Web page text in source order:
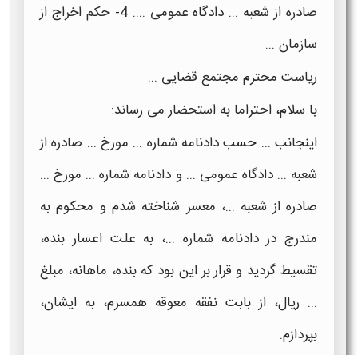
صادره از شعبه ... دادگاه عمومی .... 4- حکم اخراج از
سازمان ...
ریاست محترم مجتمع قضایی ...
با سلام، احتراما به استحضار می رساند:
اینجانب ... حسب دادنامه شماره ... مورخ ... صادره از
شعبه ... دادگاه عمومی ... و دادنامه شماره ... مورخ ...
صادره از شعبه ...، معسر شناخته شدم و محکوم به
مندرج در دادنامه شماره ...، به علت اعسار بنده،
تقسیط گردید و قرار بر این بود که بنده، ماهانه، مبلغ
... ریال، از بابت نفقه معوقه همسرم، به ایشان،
بپردازم.